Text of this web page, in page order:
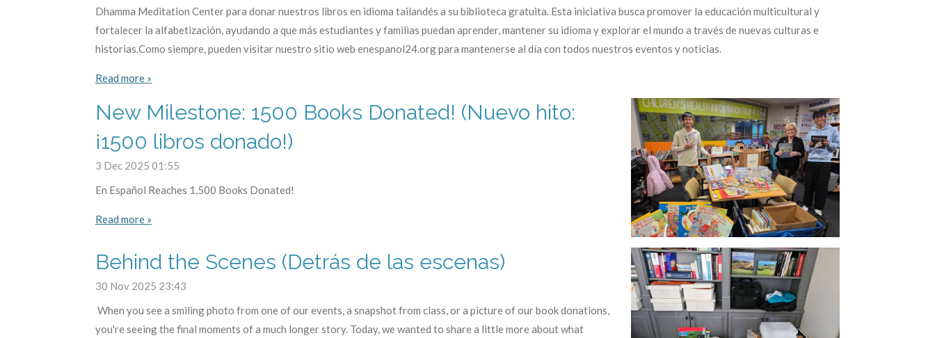
Dhamma Meditation Center para donar nuestros libros en idioma tailandés a su biblioteca gratuita. Esta iniciativa busca promover la educación multicultural y
fortalecer la alfabetización, ayudando a que más estudiantes y familias puedan aprender, mantener su idioma y explorar el mundo a través de nuevas culturas e
historias.Como siempre, pueden visitar nuestro sitio web enespanol24.org para mantenerse al día con todos nuestros eventos y noticias.
Read more »
New Milestone: 1500 Books Donated! (Nuevo hito:
¡1500 libros donado!)
3 Dec 2025 01:55
En Español Reaches 1,500 Books Donated!
Read more »
Behind the Scenes (Detrás de las escenas)
30 Nov 2025 23:43
When you see a smiling photo from one of our events, a snapshot from class, or a picture of our book donations,
you're seeing the final moments of a much longer story. Today, we wanted to share a little more about what